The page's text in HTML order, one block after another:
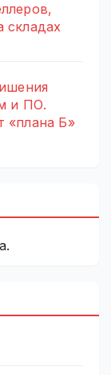
складах
и ПО.
«плана Б»